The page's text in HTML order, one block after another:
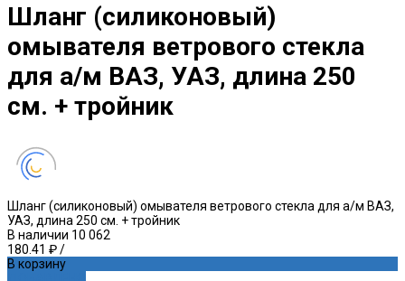
Шланг (силиконовый)
омывателя ветрового стекла
для а/м ВАЗ, УАЗ, длина 250
см. + тройник
Шланг (силиконовый) омывателя ветрового стекла для а/м ВАЗ,
УАЗ, длина 250 см. + тройник
В наличии 10 062
180.41 ₽/
В корзину